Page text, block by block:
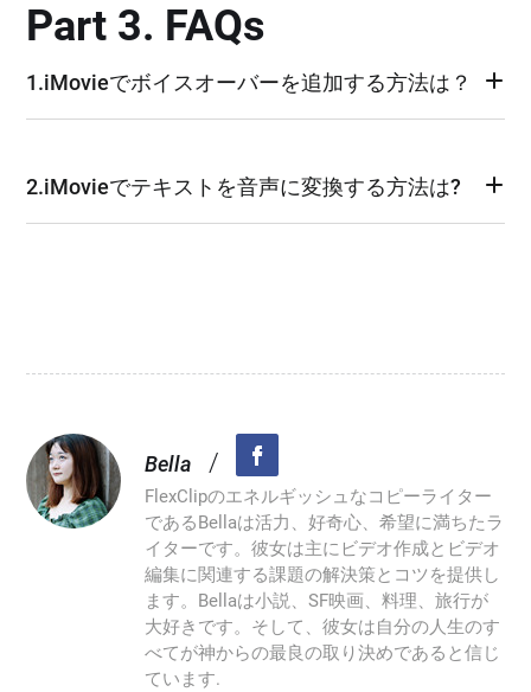
Part 3. FAQs
1.iMovieでボイスオーバーを追加する方法は？
2.iMovieでテキストを音声に変換する方法は?
Bella /
FlexClipのエネルギッシュなコピーライター
であるBellaは活力、好奇心、希望に満ちたラ
イターです。彼女は主にビデオ作成とビデオ
編集に関連する課題の解決策とコツを提供し
ます。Bellaは小説、SF映画、料理、旅行が
大好きです。そして、彼女は自分の人生のす
べてが神からの最良の取り決めであると信じ
ています.